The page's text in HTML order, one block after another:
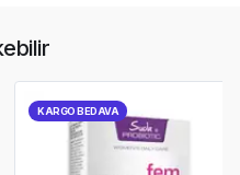
KARGO BEDAVA